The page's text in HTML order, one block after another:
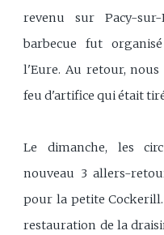
revenu sur Pacy-
barbecue fut
l'Eure. Au retour,
feu d'artifice qui était
Le dimanche, les
nouveau 3 allers-
pour la petite
restauration de la